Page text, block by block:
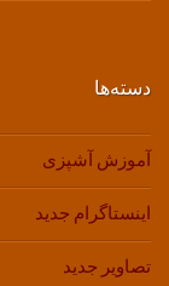
دسته‌ها
آموزش آشپزی
اینستاگرام جدید
تصاویر جدید